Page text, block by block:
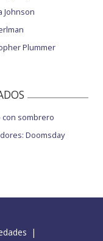
Johnson
Plummer
con sombrero
Doomsday